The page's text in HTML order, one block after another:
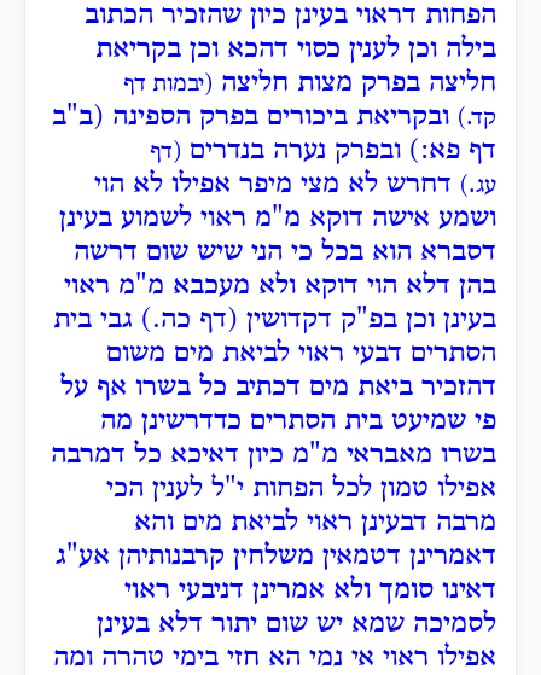
הפחות דראוי בעינן כיון שהזכיר הכתוב
בילה וכן לענין כסוי דהכא וכן בקריאת
חליצה בפרק מצות חליצה (יבמות דף
קד.) ובקריאת ביכורים בפרק הספינה (ב"ב
דף פא:) ובפרק נערה בנדרים (דף
עג.) דחרש לא מצי מיפר אפילו לא הוי
ושמע אישה דוקא מ"מ ראוי לשמוע בעינן
דסברא הוא בכל כי הני שיש שום דרשה
בהן דלא הוי דוקא ולא מעכבא מ"מ ראוי
בעינן וכן בפ"ק דקדושין (דף כה.) גבי בית
הסתרים דבעי ראוי לביאת מים משום
דהזכיר ביאת מים דכתיב כל בשרו אף על
פי שמיעט בית הסתרים כדדרשינן מה
בשרו מאבראי מ"מ כיון דאיכא כל דמרבה
אפילו טמון לכל הפחות י"ל לענין הכי
מרבה דבעינן ראוי לביאת מים והא
דאמרינן דטמאין משלחין קרבנותיהן אע"ג
דאינו סומך ולא אמרינן דניבעי ראוי
לסמיכה שמא יש שום יתור דלא בעינן
אפילו ראוי אי נמי הא חזי בימי טהרה ומה